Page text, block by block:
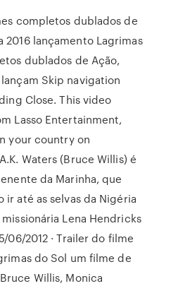
completos dublados de
2016 lançamento Lagrimas
dublados de Ação,
Skip navigation
Close. This video
Lasso Entertainment,
your country on
Waters (Bruce Willis) é
da Marinha, que
ir até as selvas da Nigéria
Lena Hendricks
06/2012 · Trailer do filme
do Sol um filme de
Willis, Monica